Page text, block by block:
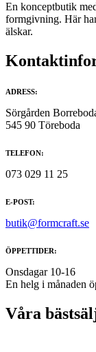
En konceptbutik
formgivning. Här
älskar.
ADRESS:
Sörgården
545 90 Töreboda
TELEFON:
073 029 11 25
E-POST:
butik@formcraft.se
ÖPPETTIDER:
Onsdagar 10-16
En helg i månaden
Våra